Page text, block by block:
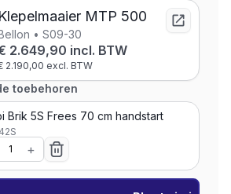
Klepelmaaier MTP 500
• S09-30
2.649,90 incl. BTW
2.190,00 excl. BTW
toebehoren
Brik 5S Frees 70 cm handstart
+